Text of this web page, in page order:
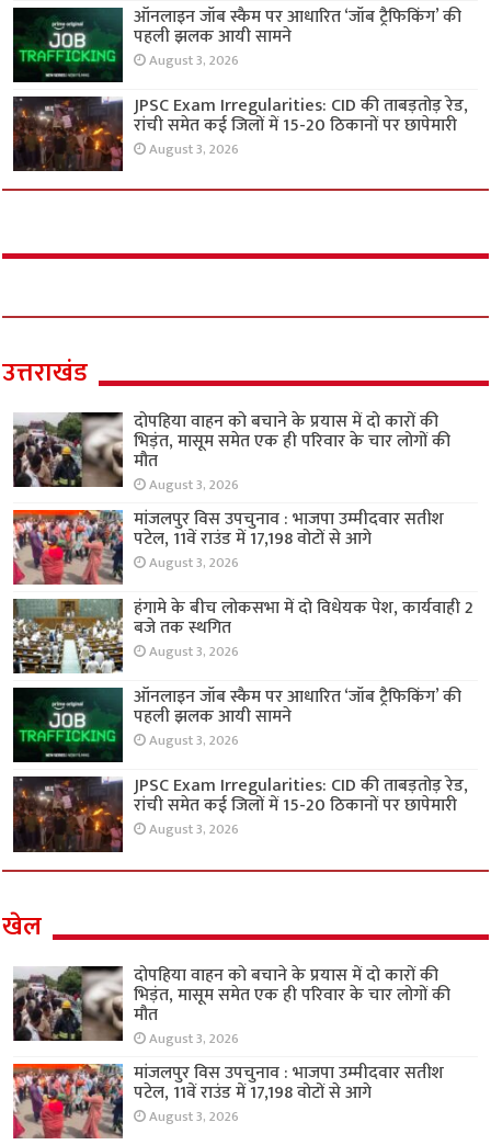
ऑनलाइन जॉब स्कैम पर आधारित ‘जॉब ट्रैफिकिंग’ की
पहली झलक आयी सामने
August 3, 2026
JPSC Exam Irregularities: CID की ताबड़तोड़ रेड,
रांची समेत कई जिलों में 15-20 ठिकानों पर छापेमारी
August 3, 2026
उत्तराखंड
दोपहिया वाहन को बचाने के प्रयास में दो कारों की
भिड़ंत, मासूम समेत एक ही परिवार के चार लोगों की
मौत
August 3, 2026
मांजलपुर विस उपचुनाव : भाजपा उम्मीदवार सतीश
पटेल, 11वें राउंड में 17,198 वोटों से आगे
August 3, 2026
हंगामे के बीच लोकसभा में दो विधेयक पेश, कार्यवाही 2
बजे तक स्थगित
August 3, 2026
ऑनलाइन जॉब स्कैम पर आधारित ‘जॉब ट्रैफिकिंग’ की
पहली झलक आयी सामने
August 3, 2026
JPSC Exam Irregularities: CID की ताबड़तोड़ रेड,
रांची समेत कई जिलों में 15-20 ठिकानों पर छापेमारी
August 3, 2026
खेल
दोपहिया वाहन को बचाने के प्रयास में दो कारों की
भिड़ंत, मासूम समेत एक ही परिवार के चार लोगों की
मौत
August 3, 2026
मांजलपुर विस उपचुनाव : भाजपा उम्मीदवार सतीश
पटेल, 11वें राउंड में 17,198 वोटों से आगे
August 3, 2026